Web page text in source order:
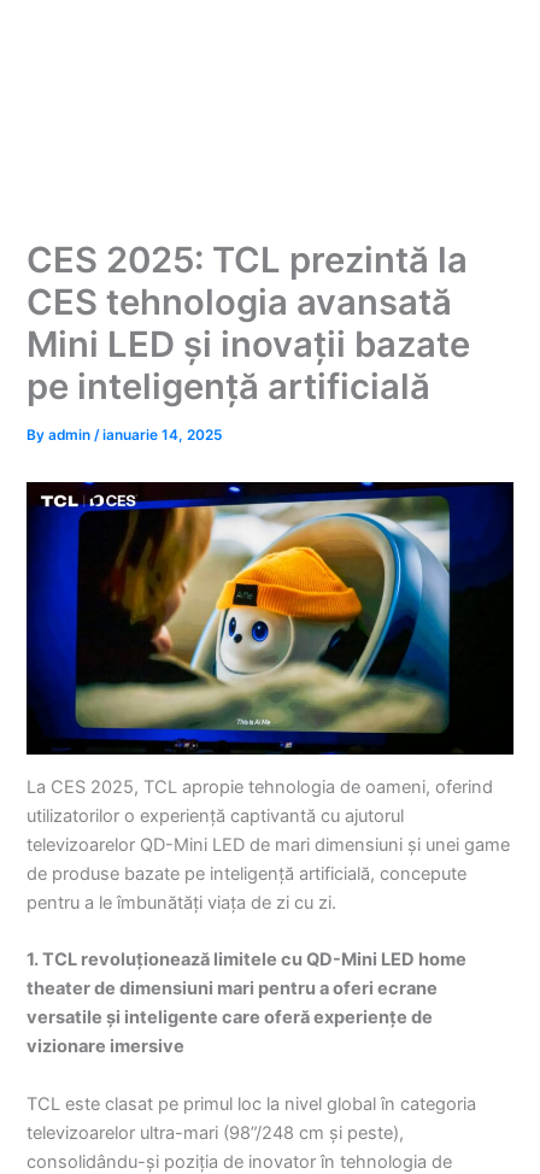
CES 2025: TCL prezintă la
CES tehnologia avansată
Mini LED și inovații bazate
pe inteligență artificială
Byadmin/ianuarie 14, 2025
La CES 2025, TCL apropie tehnologia de oameni, oferind
utilizatorilor o experiență captivantă cu ajutorul
televizoarelor QD-Mini LED de mari dimensiuni și unei game
de produse bazate pe inteligență artificială, concepute
pentru a le îmbunătăți viața de zi cu zi.
1. TCL revoluționează limitele cu QD-Mini LED home
theater de dimensiuni mari pentru a oferi ecrane
versatile și inteligente care oferă experiențe de
vizionare imersive
TCL este clasat pe primul loc la nivel global în categoria
televizoarelor ultra-mari (98”/248 cm și peste),
consolidându-și poziția de inovator în tehnologia de